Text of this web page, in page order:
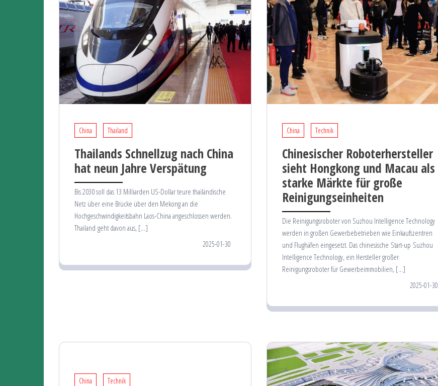
China Thailand
Thailands Schnellzug nach China
hat neun Jahre Verspätung
Bis 2030 soll das 13 Milliarden US-Dollar teure thailändische
Netz über eine Brücke über den Mekong an die
Hochgeschwindigkeitsbahn Laos-China angeschlossen werden.
Thailand geht davon aus, […]
2025-01-30
China Technik
Chinesischer Roboterhersteller
sieht Hongkong und Macau als
starke Märkte für große
Reinigungseinheiten
Die Reinigungsroboter von Suzhou Intelligence Technology
werden in großen Gewerbebetrieben wie Einkaufszentren
und Flughäfen eingesetzt. Das chinesische Start-up Suzhou
Intelligence Technology, ein Hersteller großer
Reinigungsroboter für Gewerbeimmobilien, […]
2025-01-30
China Technik